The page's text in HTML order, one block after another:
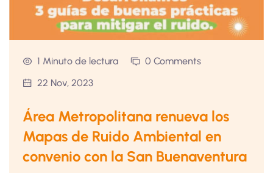
1 Minuto de lectura
0 Comments
22 Nov, 2023
Área Metropolitana renueva los
Mapas de Ruido Ambiental en
convenio con la San Buenaventura